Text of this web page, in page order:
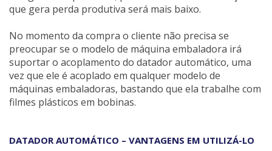
que gera perda produtiva será mais baixo.
No momento da compra o cliente não precisa se
preocupar se o modelo de máquina embaladora irá
suportar o acoplamento do datador automático, uma
vez que ele é acoplado em qualquer modelo de
máquinas embaladoras, bastando que ela trabalhe com
filmes plásticos em bobinas.
DATADOR AUTOMÁTICO – VANTAGENS EM UTILIZÁ-LO